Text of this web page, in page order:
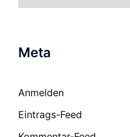
Meta
Anmelden
Eintrags-Feed